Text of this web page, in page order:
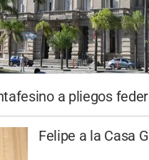
a pliegos
Felipe a la Casa